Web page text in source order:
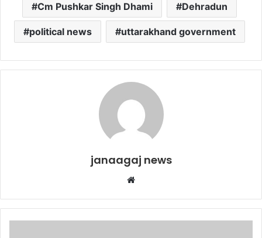
Cm Pushkar Singh Dhami Dehradun
political news uttarakhand government
janaagaj news
Website